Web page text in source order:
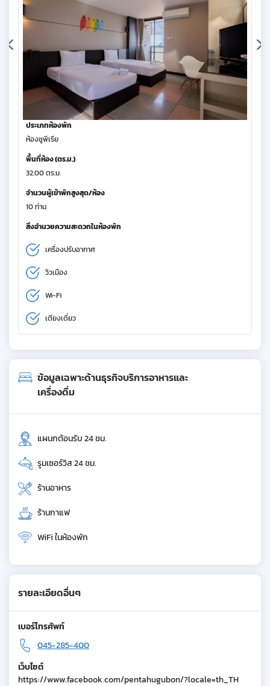
ประเภทห้องพัก
ห้องซูพีเรีย
พื้นที่ห้อง (ตร.ม.)
32.00 ตร.ม.
จำนวนผู้เข้าพักสูงสุด/ห้อง
10 ท่าน
สิ่งอำนวยความสะดวกในห้องพัก
เครื่องปรับอากาศ
วิวเมือง
Wi-Fi
เตียงเดี่ยว
ข้อมูลเฉพาะด้านธุรกิจบริการอาหารและ
เครื่องดื่ม
แผนกต้อนรับ 24 ชม.
รูมเซอร์วิส 24 ชม.
ร้านอาหาร
ร้านกาแฟ
WiFi ในห้องพัก
รายละเอียดอื่นๆ
เบอร์โทรศัพท์
045-285-400
เว็บไซต์
https://www.facebook.com/pentahugubon/?locale=th_TH